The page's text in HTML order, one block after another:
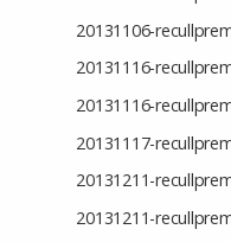
20131106-
20131116-
20131116-
20131117-
20131211-
20131211-